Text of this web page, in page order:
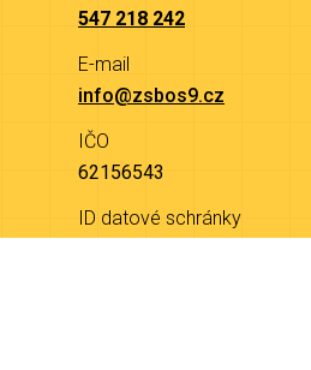
547 218 242
E-mail
info@zsbos9.cz
IČO
62156543
ID datové schránky